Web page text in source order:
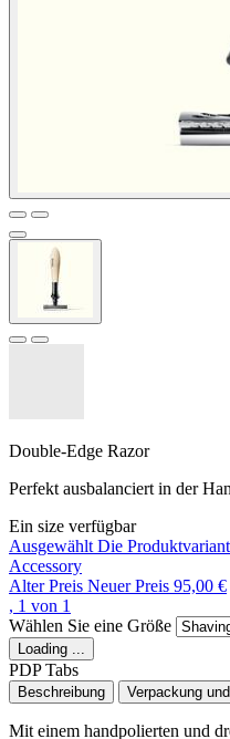
Double-Edge Razor
Perfekt ausbalanciert in der
Ein size verfügbar
Ausgewählt Die
Accessory
Alter Preis Neuer Preis 95,00 €
, 1 von 1
Wählen Sie eine Größe
Loading ...
PDP Tabs
Beschreibung Verpackung
Mit einem handpolierten und